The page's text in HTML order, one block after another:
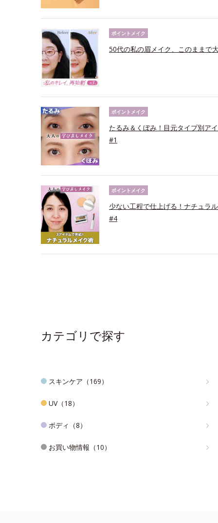
ポイントメイク
50代の私の眉メイク、このままで
ポイントメイク
たるみ＆くぼみ！目元タイプ別ア
#1
ポイントメイク
少ない工程で仕上げる！ナチュラ
#4
カテゴリで探す
スキンケア（169）
UV（18）
ボディ（8）
お買い物情報（10）